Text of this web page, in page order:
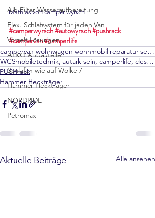
Alb Filter Wasseraufbereitung
Flex. Schlafsystem für jeden Van
Vorzelt Lösungen
ALKO Anbauteile
Schlafen wie auf Wolke 7
Hammer Heckträger
NORDRIDE
Petromax
Mathias von camper-wyrsch
#camperwyrsch#autowyrsch#pushrack
#campervan#camperlife
campervan wohnwagen wohnmobil reparatur servicepartner autark hammerschlag
WCSmobiletechnik, autark sein, camperlife, clesana, thule, dometic, movera, frankana freiko, e&p,
PUSHrack
Hammer Heckträger
Aktuelle Beiträge Alle ansehen